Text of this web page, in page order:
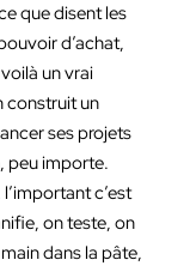
que disent les
d’achat,
un vrai
construit un
ses projets
peu importe.
c’est
on teste, on
dans la pâte,